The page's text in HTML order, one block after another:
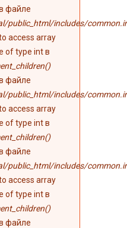
файле
public_html/includes/
access array
of type int в
файле
public_html/includes/
access array
of type int в
файле
public_html/includes/
access array
of type int в
файле